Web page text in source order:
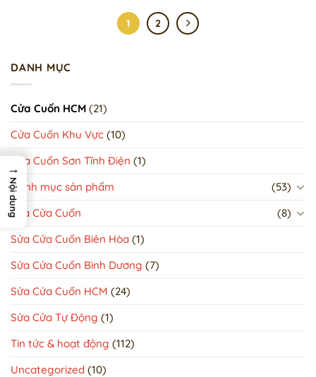
DANH MỤC
Cửa Cuốn HCM (21)
Cửa Cuốn Khu Vực (10)
Cửa Cuốn Sơn Tĩnh Điện (1)
Danh mục sản phẩm
(53)
Sửa Cửa Cuốn
(8)
Sửa Cửa Cuốn Biên Hòa (1)
Sửa Cửa Cuốn Bình Dương (7)
Sửa Cửa Cuốn HCM (24)
Sửa Cửa Tự Động (1)
Tin tức & hoạt động (112)
Uncategorized (10)
1 2
→
Nội dung